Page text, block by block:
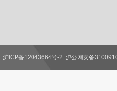
沪ICP备12043664号-2 沪公网安备